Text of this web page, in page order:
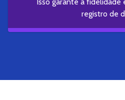
registro de